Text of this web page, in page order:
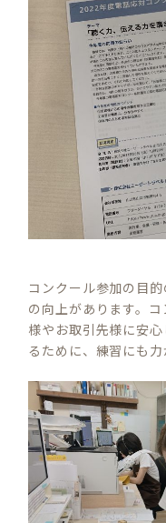
コンクール参加の目
の向上があります。
様やお取引先様に安
るために、練習にも力